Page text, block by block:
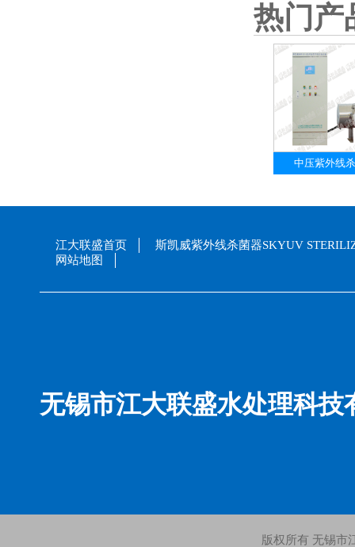
热门产
中压紫外线
江大联盛首页
斯凯威紫外线杀菌器SKYUV
网站地图
无锡市江大联盛水处理科技
版权所有 无锡市